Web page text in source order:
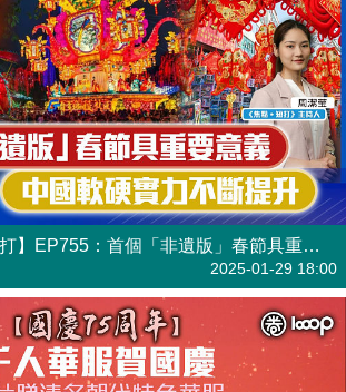
【直播】【焦點短打】EP755：首個「非遺版」春節具重要意義 中國軟硬實力不斷提升
2025-01-29 18:00